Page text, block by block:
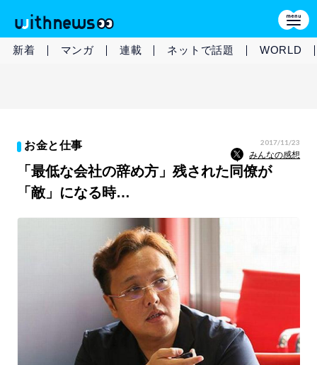
新着 マンガ 連載 ネットで話題 WORLD
お金と仕事 2017/11/23
みんなの感想
「最低な会社の辞め方」残された同僚が
「敵」になる時…